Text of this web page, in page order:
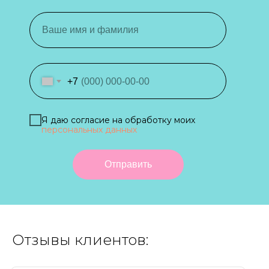
+7
Я даю согласие на обработку моих
персональных данных
Отправить
Отзывы клиентов: